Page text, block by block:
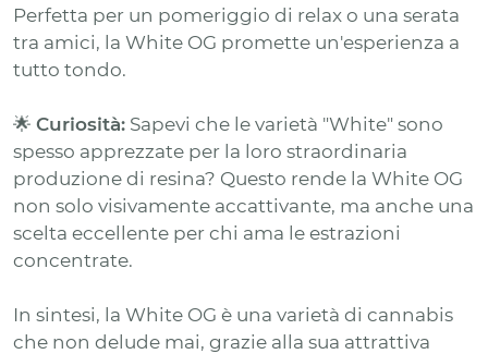
Perfetta per un pomeriggio di relax o una serata
tra amici, la White OG promette un'esperienza a
tutto tondo.
🌟 Curiosità: Sapevi che le varietà "White" sono
spesso apprezzate per la loro straordinaria
produzione di resina? Questo rende la White OG
non solo visivamente accattivante, ma anche una
scelta eccellente per chi ama le estrazioni
concentrate.
In sintesi, la White OG è una varietà di cannabis
che non delude mai, grazie alla sua attrattiva